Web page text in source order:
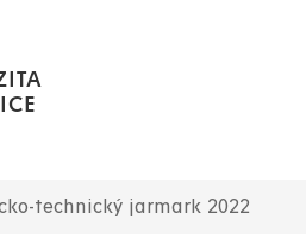
technický jarmark 2022